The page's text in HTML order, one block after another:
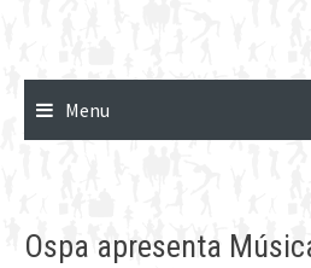
Menu
Ospa apresenta